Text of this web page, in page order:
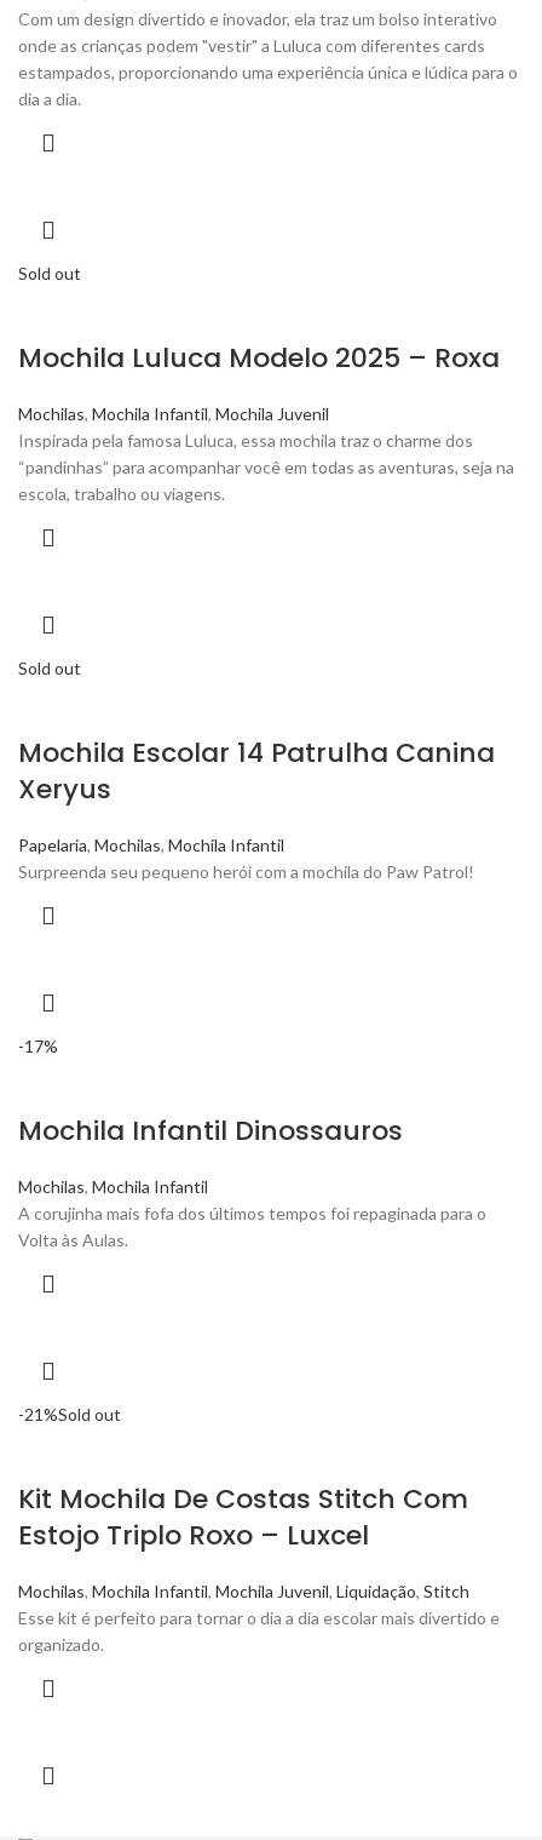
Com um design divertido e inovador, ela traz um bolso interativo
onde as crianças podem "vestir" a Luluca com diferentes cards
estampados, proporcionando uma experiência única e lúdica para o
dia a dia.
Sold out
Mochila Luluca Modelo 2025 – Roxa
Mochilas, Mochila Infantil, Mochila Juvenil
Inspirada pela famosa Luluca, essa mochila traz o charme dos
“pandinhas” para acompanhar você em todas as aventuras, seja na
escola, trabalho ou viagens.
Sold out
Mochila Escolar 14 Patrulha Canina
Xeryus
Papelaria, Mochilas, Mochila Infantil
Surpreenda seu pequeno herói com a mochila do Paw Patrol!
-17%
Mochila Infantil Dinossauros
Mochilas, Mochila Infantil
A corujinha mais fofa dos últimos tempos foi repaginada para o
Volta às Aulas.
-21%Sold out
Kit Mochila De Costas Stitch Com
Estojo Triplo Roxo – Luxcel
Mochilas, Mochila Infantil, Mochila Juvenil, Liquidação, Stitch
Esse kit é perfeito para tornar o dia a dia escolar mais divertido e
organizado.